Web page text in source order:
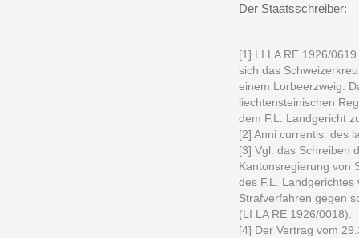
Der Staatsschreiber:
[1] LI LA RE 1926/
sich das
einem Lorbeerzweig.
liechtensteinischen
dem F.L. Landgericht
[2] Anni currentis: des
[3] Vgl. das Schreiben
Kantonsregierung von
des F.L.
Strafverfahren gegen
(LI LA RE 1926/0018).
[4] Der Vertrag vom